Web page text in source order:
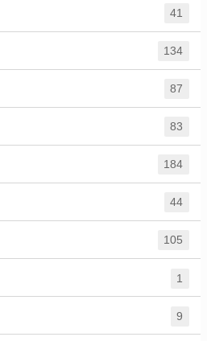
41
134
87
83
184
44
105
1
9